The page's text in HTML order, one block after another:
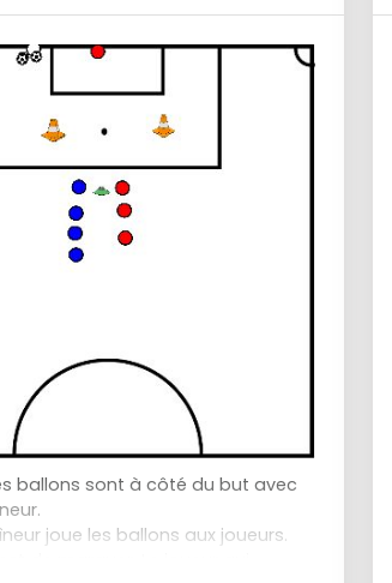
ballons sont à côté du but avec
joue les ballons aux joueurs.